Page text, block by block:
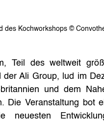
des Kochworkshops ©
Teil des weltweit
Ali Group, lud im
und dem
Die Veranstaltung bot